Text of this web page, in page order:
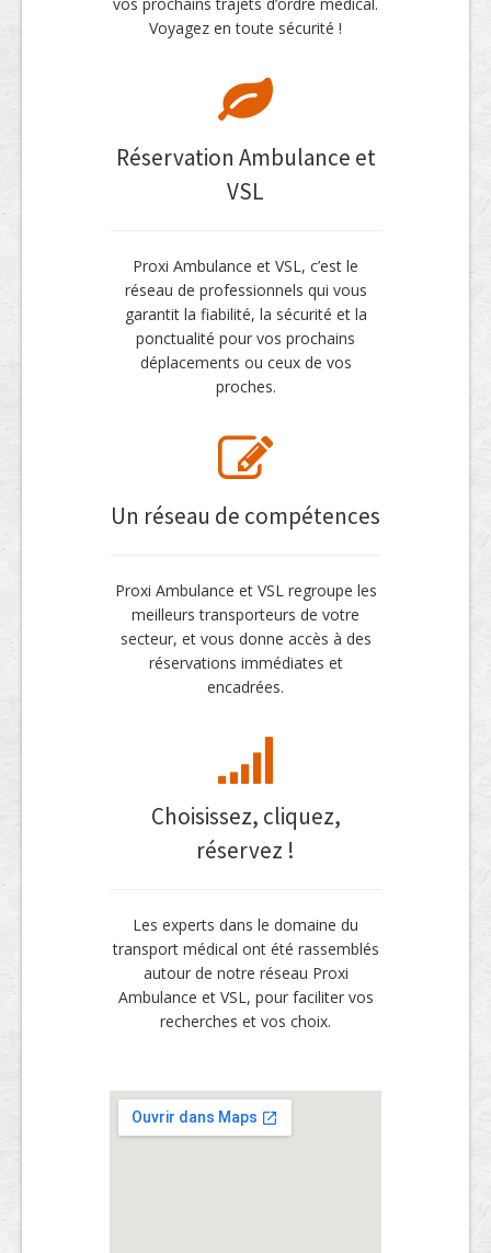
vos prochains trajets d’ordre médical.
Voyagez en toute sécurité !
Réservation Ambulance et
VSL
Proxi Ambulance et VSL, c’est le
réseau de professionnels qui vous
garantit la fiabilité, la sécurité et la
ponctualité pour vos prochains
déplacements ou ceux de vos
proches.
Un réseau de compétences
Proxi Ambulance et VSL regroupe les
meilleurs transporteurs de votre
secteur, et vous donne accès à des
réservations immédiates et
encadrées.
Choisissez, cliquez,
réservez !
Les experts dans le domaine du
transport médical ont été rassemblés
autour de notre réseau Proxi
Ambulance et VSL, pour faciliter vos
recherches et vos choix.